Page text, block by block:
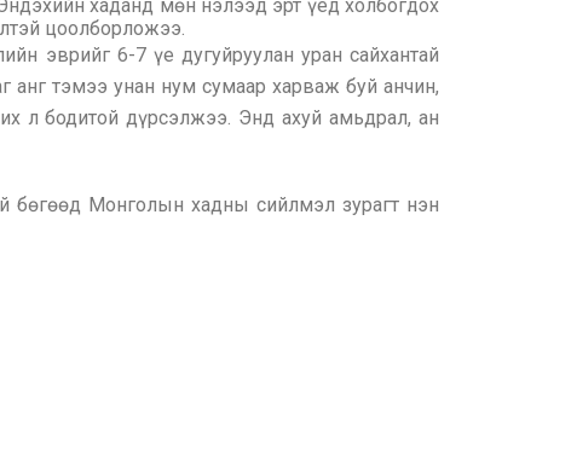
хаданд мөн нэлээд эрт үед холбогдох
цоолборложээ.
эврийг 6-7 үе дугуйруулан уран сайхантай
анг тэмээ унан нум сумаар харваж буй анчин,
л бодитой дүрсэлжээ. Энд ахуй амьдрал, ан
бөгөөд Монголын хадны сийлмэл зурагт нэн